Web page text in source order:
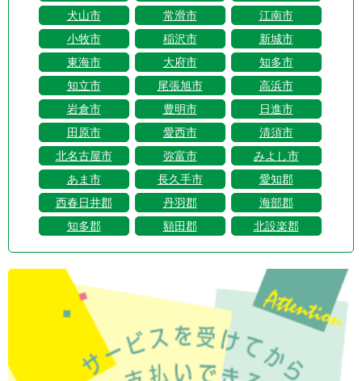
犬山市
常滑市
江南市
小牧市
稲沢市
新城市
東海市
大府市
知多市
知立市
尾張旭市
高浜市
岩倉市
豊明市
日進市
田原市
愛西市
清須市
北名古屋市
弥富市
みよし市
あま市
長久手市
愛知郡
西春日井郡
丹羽郡
海部郡
知多郡
額田郡 北設楽郡